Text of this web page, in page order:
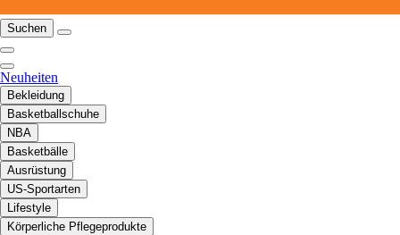
Suchen
Neuheiten
Bekleidung
Basketballschuhe
NBA
Basketbälle
Ausrüstung
US-Sportarten
Lifestyle
Körperliche Pflegeprodukte